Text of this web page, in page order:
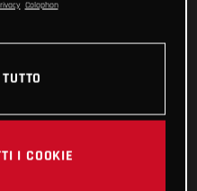
Colophon
I COOKIE